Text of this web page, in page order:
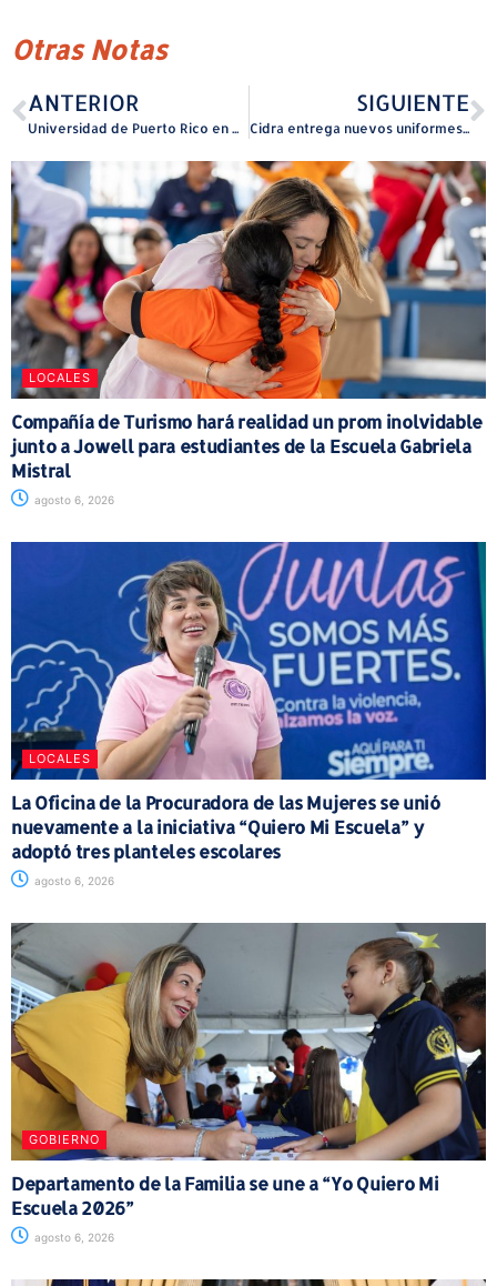
Otras Notas
ANTERIOR
Universidad de Puerto Rico en Utuado celebra la graduación de nuevos profesionales en su 45.ª Colación de Grados
SIGUIENTE
Cidra entrega nuevos uniformes a sus vigilantes municipales para fortalecer las seguridad
LOCALES
Compañía de Turismo hará realidad un prom inolvidable
junto a Jowell para estudiantes de la Escuela Gabriela
Mistral
agosto 6, 2026
LOCALES
La Oficina de la Procuradora de las Mujeres se unió
nuevamente a la iniciativa “Quiero Mi Escuela” y
adoptó tres planteles escolares
agosto 6, 2026
GOBIERNO
Departamento de la Familia se une a “Yo Quiero Mi
Escuela 2026”
agosto 6, 2026